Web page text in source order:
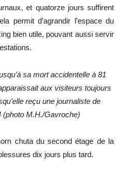
et quatorze jours suffirent
permit d’agrandir l’espace du
bien utile, pouvant aussi servir
sa mort accidentelle à 81
aux visiteurs toujours
reçu une journaliste de
(photo M.H./Gavroche)
chuta du second étage de la
dix jours plus tard.